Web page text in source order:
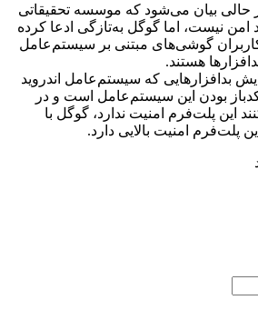
حالی بیان می‌شود که موسسه تحقیقاتی
امن نیست، اما گوگل به‌تازگی ادعا کرده
گوشی‌های مبتنی بر سیستم‌عامل
هستند.
بدافزارهایی که سیستم‌عامل اندروید
کدباز بودن این سیستم‌عامل است و در
این پلت‌فرم امنیت ندارد، گوگل با
پلت‌فرم امنیت بالایی دارد.